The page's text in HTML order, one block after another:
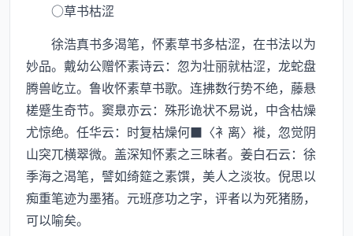
○草书枯涩
徐浩真书多渴笔，怀素草书多枯涩，在书法以为
妙品。戴幼公赠怀素诗云：忽为壮丽就枯涩，龙蛇盘
腾兽屹立。鲁收怀素草书歌。连拂数行势不绝，藤悬
槎蹙生奇节。窦臮亦云：殊形诡状不易说，中含枯燥
尤惊绝。任华云：时复枯燥何■〈衤离〉褷，忽觉阴
山突兀横翠微。盖深知怀素之三昧者。姜白石云：徐
季海之渴笔，譬如绮筵之素馔，美人之淡妆。倪思以
痴重笔迹为墨猪。元班彦功之字，评者以为死猪肠，
可以喻矣。